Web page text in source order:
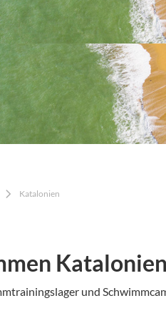
Katalonien
Katalonien
und